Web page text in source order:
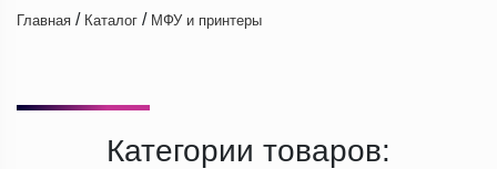
Главная / Каталог / МФУ и принтеры
Категории товаров: